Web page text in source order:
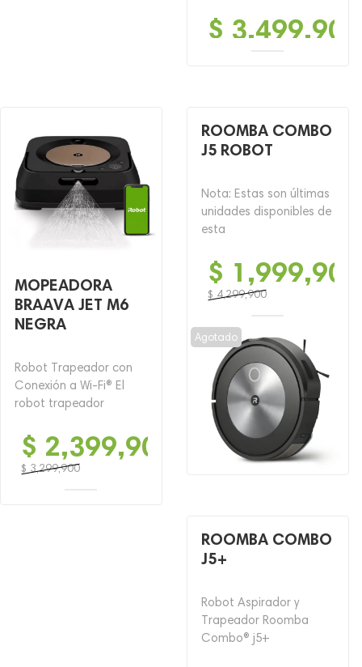
$ 3,499,900
MOPEADORA
BRAAVA JET M6
NEGRA
Robot Trapeador con
Conexión a Wi-Fi® El
robot trapeador
$ 3,299,900
$ 2,399,900
ROOMBA COMBO
J5 ROBOT
Nota: Estas son últimas
unidades disponibles de
esta
$ 4,299,900
precio
original
era:
$ 4,299,900.
$ 1,999,900
precio
actual
es:
$ 1,999,900.
Agotado
ROOMBA COMBO
J5+
Robot Aspirador y
Trapeador Roomba
Combo® j5+